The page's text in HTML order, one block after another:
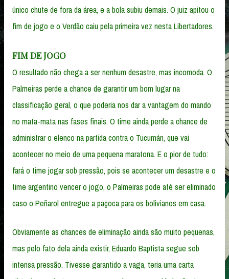
único chute de fora da área, e a bola subiu demais. O juiz apitou o
fim de jogo e o Verdão caiu pela primeira vez nesta Libertadores.
FIM DE JOGO
O resultado não chega a ser nenhum desastre, mas incomoda. O
Palmeiras perde a chance de garantir um bom lugar na
classificação geral, o que poderia nos dar a vantagem do mando
no mata-mata nas fases finais. O time ainda perde a chance de
administrar o elenco na partida contra o Tucumán, que vai
acontecer no meio de uma pequena maratona. E o pior de tudo:
fará o time jogar sob pressão, pois se acontecer um desastre e o
time argentino vencer o jogo, o Palmeiras pode até ser eliminado
caso o Peñarol entregue a paçoca para os bolivianos em casa.
Obviamente as chances de eliminação ainda são muito pequenas,
mas pelo fato dela ainda existir, Eduardo Baptista segue sob
intensa pressão. Tivesse garantido a vaga, teria uma carta